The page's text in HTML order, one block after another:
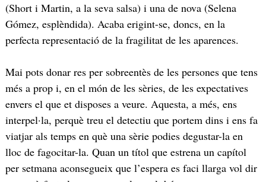
(Short i Martin, a la seva salsa) i una de nova (Selena
Gómez, esplèndida). Acaba erigint-se, doncs, en la
perfecta representació de la fragilitat de les aparences.
Mai pots donar res per sobreentès de les persones que tens
més a prop i, en el món de les sèries, de les expectatives
envers el que et disposes a veure. Aquesta, a més, ens
interpel·la, perquè treu el detectiu que portem dins i ens fa
viatjar als temps en què una sèrie podies degustar-la en
lloc de fagocitar-la. Quan un títol que estrena un capítol
per setmana aconsegueix que l’espera es faci llarga vol dir